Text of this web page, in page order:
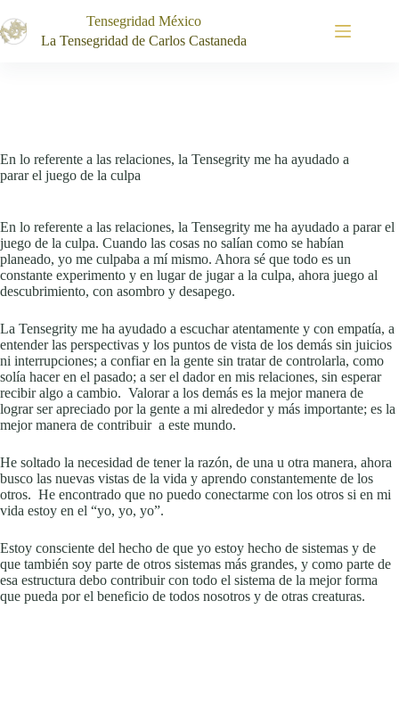
al
contenido
Tensegridad México
La Tensegridad de Carlos Castaneda
En lo referente a las relaciones, la Tensegrity me ha ayudado a
parar el juego de la culpa
En lo referente a las relaciones, la Tensegrity me ha ayudado a parar el
juego de la culpa. Cuando las cosas no salían como se habían
planeado, yo me culpaba a mí mismo. Ahora sé que todo es un
constante experimento y en lugar de jugar a la culpa, ahora juego al
descubrimiento, con asombro y desapego.
La Tensegrity me ha ayudado a escuchar atentamente y con empatía, a
entender las perspectivas y los puntos de vista de los demás sin juicios
ni interrupciones; a confiar en la gente sin tratar de controlarla, como
solía hacer en el pasado; a ser el dador en mis relaciones, sin esperar
recibir algo a cambio. Valorar a los demás es la mejor manera de
lograr ser apreciado por la gente a mi alrededor y más importante; es la
mejor manera de contribuir a este mundo.
He soltado la necesidad de tener la razón, de una u otra manera, ahora
busco las nuevas vistas de la vida y aprendo constantemente de los
otros. He encontrado que no puedo conectarme con los otros si en mi
vida estoy en el “yo, yo, yo”.
Estoy consciente del hecho de que yo estoy hecho de sistemas y de
que también soy parte de otros sistemas más grandes, y como parte de
esa estructura debo contribuir con todo el sistema de la mejor forma
que pueda por el beneficio de todos nosotros y de otras creaturas.